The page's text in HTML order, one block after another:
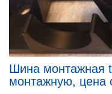
Шина монтажная
монтажную, цена